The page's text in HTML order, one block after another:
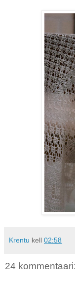
Krentu kell 02:58
24 kommentaari: